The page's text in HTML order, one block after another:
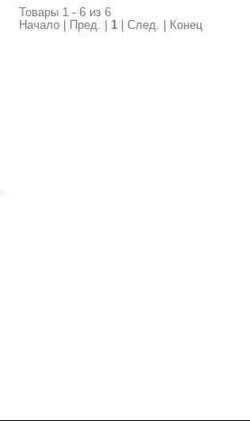
Товары 1 - 6 из 6
Начало | Пред. | 1 | След. | Конец